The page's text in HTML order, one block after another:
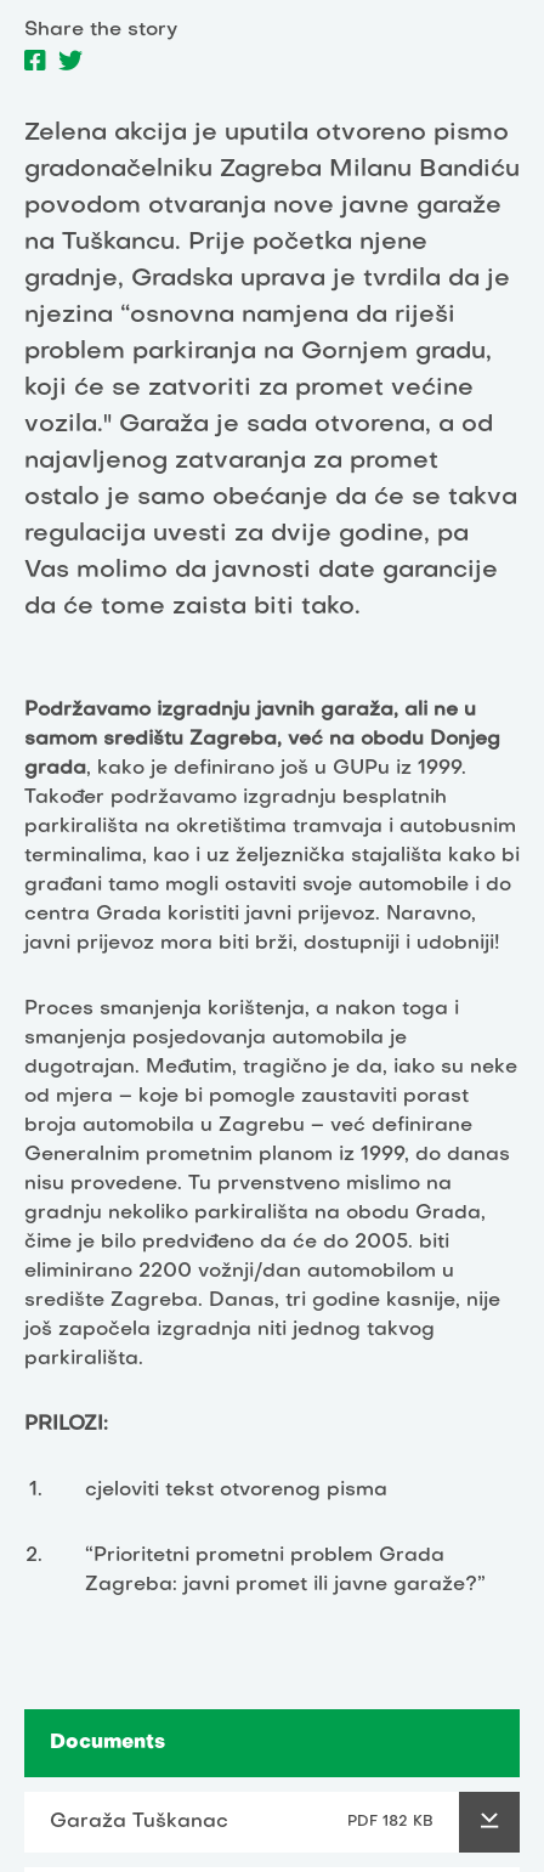
Share the story
Zelena akcija je uputila otvoreno pismo
gradonačelniku Zagreba Milanu Bandiću
povodom otvaranja nove javne garaže
na Tuškancu. Prije početka njene
gradnje, Gradska uprava je tvrdila da je
njezina “osnovna namjena da riješi
problem parkiranja na Gornjem gradu,
koji će se zatvoriti za promet većine
vozila." Garaža je sada otvorena, a od
najavljenog zatvaranja za promet
ostalo je samo obećanje da će se takva
regulacija uvesti za dvije godine, pa
Vas molimo da javnosti date garancije
da će tome zaista biti tako.
Podržavamo izgradnju javnih garaža, ali ne u
samom središtu Zagreba, već na obodu Donjeg
grada, kako je definirano još u GUPu iz 1999.
Također podržavamo izgradnju besplatnih
parkirališta na okretištima tramvaja i autobusnim
terminalima, kao i uz željeznička stajališta kako bi
građani tamo mogli ostaviti svoje automobile i do
centra Grada koristiti javni prijevoz. Naravno,
javni prijevoz mora biti brži, dostupniji i udobniji!
Proces smanjenja korištenja, a nakon toga i
smanjenja posjedovanja automobila je
dugotrajan. Međutim, tragično je da, iako su neke
od mjera – koje bi pomogle zaustaviti porast
broja automobila u Zagrebu – već definirane
Generalnim prometnim planom iz 1999, do danas
nisu provedene. Tu prvenstveno mislimo na
gradnju nekoliko parkirališta na obodu Grada,
čime je bilo predviđeno da će do 2005. biti
eliminirano 2200 vožnji/dan automobilom u
središte Zagreba. Danas, tri godine kasnije, nije
još započela izgradnja niti jednog takvog
parkirališta.
PRILOZI:
cjeloviti tekst otvorenog pisma
“Prioritetni prometni problem Grada
Zagreba: javni promet ili javne garaže?”
Documents
Garaža Tuškanac PDF 182 KB